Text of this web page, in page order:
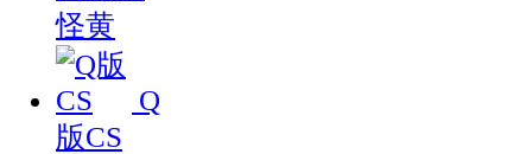
怪黄
Q
版CS